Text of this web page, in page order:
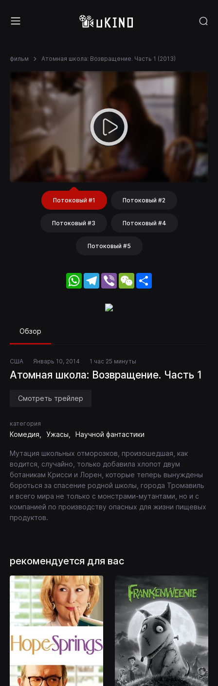
фильм Атомная школа: Возвращение. Часть 1 (2013)
Потоковый #1 Потоковый #2
Потоковый #3 Потоковый #4
Потоковый #5
WhatsApp
Telegram
Viber WeChat
Обзор
США Январь 10, 2014 1 час 25 минуты
Атомная школа: Возвращение. Часть 1
Смотреть трейлер
категория
Комедия Ужасы Научной фантастики
Мутация школьных отморозков, произошедшая, как
водится, случайно, только добавила хлопот двум
ботаникам Крисси и Лорен, которые теперь вынуждены
бороться за спасение родной школы, города Тромавиль
и всего мира не только с монстрами-мутантами, но и с
компанией по производству опасных для жизни пищевых
продуктов.
рекомендуется для вас